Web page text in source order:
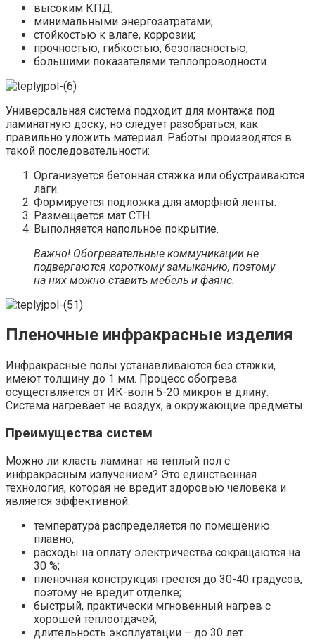
высоким КПД;
минимальными энергозатратами;
стойкостью к влаге, коррозии;
прочностью, гибкостью, безопасностью;
большими показателями теплопроводности.
Универсальная система подходит для монтажа под
ламинатную доску, но следует разобраться, как
правильно уложить материал. Работы производятся в
такой последовательности:
Организуется бетонная стяжка или обустраиваются
лаги.
Формируется подложка для аморфной ленты.
Размещается мат СТН.
Выполняется напольное покрытие.
Важно! Обогревательные коммуникации не
подвергаются короткому замыканию, поэтому
на них можно ставить мебель и фаянс.
Пленочные инфракрасные изделия
Инфракрасные полы устанавливаются без стяжки,
имеют толщину до 1 мм. Процесс обогрева
осуществляется от ИК-волн 5-20 микрон в длину.
Система нагревает не воздух, а окружающие предметы.
Преимущества систем
Можно ли класть ламинат на теплый пол с
инфракрасным излучением? Это единственная
технология, которая не вредит здоровью человека и
является эффективной:
температура распределяется по помещению
плавно;
расходы на оплату электричества сокращаются на
30 %;
пленочная конструкция греется до 30-40 градусов,
поэтому не вредит отделке;
быстрый, практически мгновенный нагрев с
хорошей теплоотдачей;
длительность эксплуатации – до 30 лет.